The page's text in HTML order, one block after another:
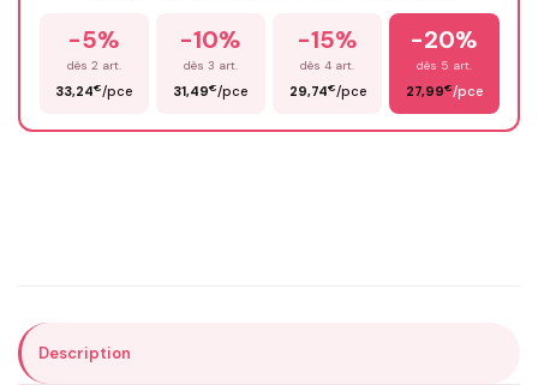
Prénom*
-5%
dès 2 art.
33,24€/pce
-10%
dès 3 art.
31,49€/pce
-15%
dès 4 art.
29,74€/pce
-20%
dès 5 art.
27,99€/pce
Description